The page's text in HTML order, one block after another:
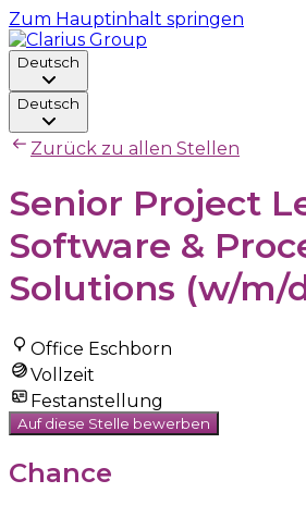
Zum Hauptinhalt springen
Deutsch
Deutsch
Zurück zu allen Stellen
Senior Project
Software &
Solutions (w/m/
Office Eschborn
Vollzeit
Festanstellung
Auf diese Stelle bewerben
Chance